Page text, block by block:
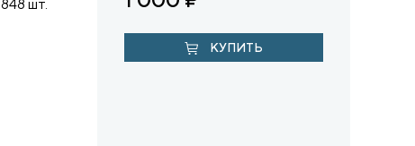
848 шт.
КУПИТЬ